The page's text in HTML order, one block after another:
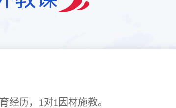
育经历，1对1因材施教。